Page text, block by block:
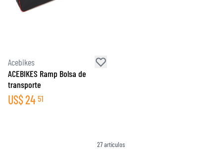
Acebikes
ACEBIKES Ramp Bolsa de
transporte
US$24 51
27artículos